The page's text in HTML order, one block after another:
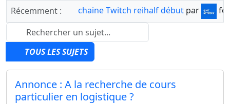
Récemment :
chaine Twitch reihalf début par
TOUS LES SUJETS
Annonce : A la recherche de cours
particulier en logistique ?